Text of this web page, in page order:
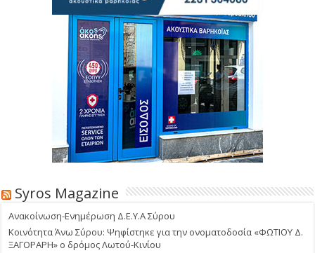
Syros Magazine
Ανακοίνωση-Ενημέρωση Δ.Ε.Υ.Α Σύρου
Κοινότητα Άνω Σύρου: Ψηφίστηκε για την ονοματοδοσία «ΦΩΤΙΟΥ Δ.
ΞΑΓΟΡΑΡΗ» ο δρόμος Λωτού-Κινίου